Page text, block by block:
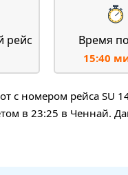
рейс Время
15:40
номером рейса SU
в 23:25 в Ченнай.